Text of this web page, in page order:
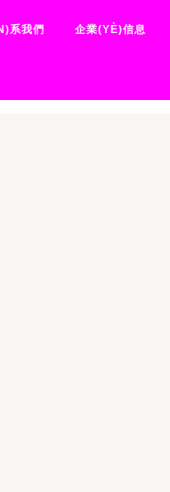
售的销
视剧大全-
系我們 企業(YÈ)信息